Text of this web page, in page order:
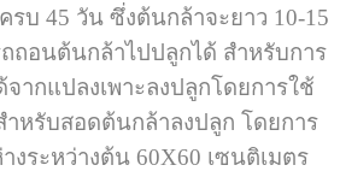
บ 45 วัน ซึ่งต้นกล้าจะยาว 10-15
ถอนต้นกล้าไปปลูกได้ สำหรับการ
ากแปลงเพาะลงปลูกโดยการใช้
หรับสอดต้นกล้าลงปลูก โดยการ
งระหว่างต้น 60X60 เซนติเมตร